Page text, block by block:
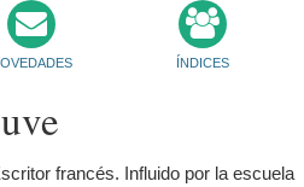
ÍNDICES
francés. Influido por la escuela